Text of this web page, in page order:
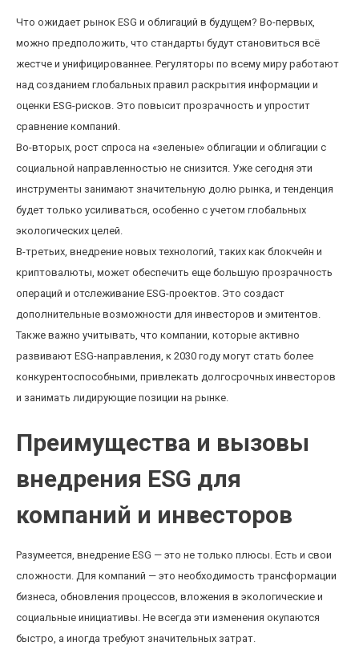
Что ожидает рынок ESG и облигаций в будущем? Во-первых,
можно предположить, что стандарты будут становиться всё
жестче и унифицированнее. Регуляторы по всему миру работают
над созданием глобальных правил раскрытия информации и
оценки ESG-рисков. Это повысит прозрачность и упростит
сравнение компаний.
Во-вторых, рост спроса на «зеленые» облигации и облигации с
социальной направленностью не снизится. Уже сегодня эти
инструменты занимают значительную долю рынка, и тенденция
будет только усиливаться, особенно с учетом глобальных
экологических целей.
В-третьих, внедрение новых технологий, таких как блокчейн и
криптовалюты, может обеспечить еще большую прозрачность
операций и отслеживание ESG-проектов. Это создаст
дополнительные возможности для инвесторов и эмитентов.
Также важно учитывать, что компании, которые активно
развивают ESG-направления, к 2030 году могут стать более
конкурентоспособными, привлекать долгосрочных инвесторов
и занимать лидирующие позиции на рынке.
Преимущества и вызовы
внедрения ESG для
компаний и инвесторов
Разумеется, внедрение ESG — это не только плюсы. Есть и свои
сложности. Для компаний — это необходимость трансформации
бизнеса, обновления процессов, вложения в экологические и
социальные инициативы. Не всегда эти изменения окупаются
быстро, а иногда требуют значительных затрат.